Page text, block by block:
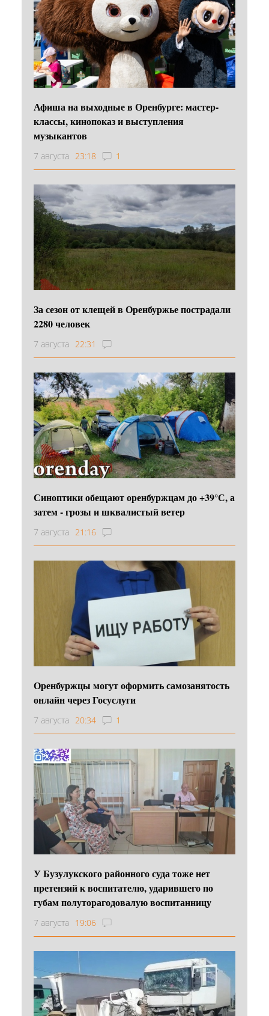
Афиша на выходные в Оренбурге: мастер-
классы, кинопоказ и выступления
музыкантов
7 августа 23:18 1
За сезон от клещей в Оренбуржье пострадали
2280 человек
7 августа 22:31
Синоптики обещают оренбуржцам до +39°С, а
затем - грозы и шквалистый ветер
7 августа 21:16
Оренбуржцы могут оформить самозанятость
онлайн через Госуслуги
7 августа 20:34 1
У Бузулукского районного суда тоже нет
претензий к воспитателю, ударившего по
губам полуторагодовалую воспитанницу
7 августа 19:06